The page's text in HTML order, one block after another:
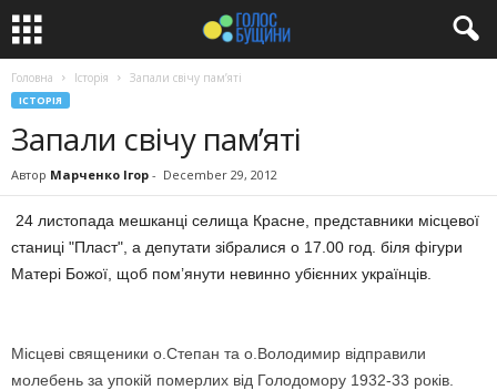
Головна Історія Запали свічу пам’яті
ІСТОРІЯ
Запали свічу пам’яті
Автор Марченко Ігор - December 29, 2012
24 листопада мешканці селища Красне, представники місцевої
станиці "Пласт", а депутати зібралися о 17.00 год. біля фігури
Матері Божої, щоб пом’янути невинно убієнних українців.
Місцеві священики о.Степан та о.Володимир відправили
молебень за упокій померлих від Голодомору 1932-33 років.